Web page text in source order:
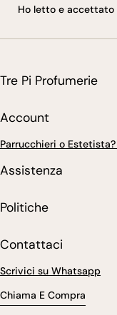
Ho letto e accettato
Tre Pi Profumerie
Account
Parrucchieri o
Assistenza
Politiche
Contattaci
Scrivici su Whatsapp
Chiama E Compra